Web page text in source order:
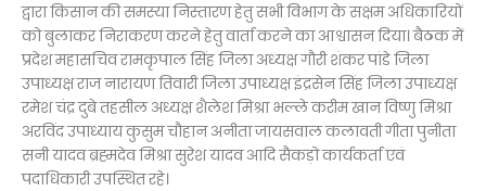
द्वारा किसान की समस्या निस्तारण हेतु सभी विभाग के सक्षम अधिकारियों
को बुलाकर निराकरण करने हेतु वार्ता करने का आश्वासन दिया। बैठक में
प्रदेश महासचिव रामकृपाल सिंह जिला अध्यक्ष गौरी शंकर पांडे जिला
उपाध्यक्ष राज नारायण तिवारी जिला उपाध्यक्ष इंद्रसेन सिंह जिला उपाध्यक्ष
रमेश चंद्र दुबे तहसील अध्यक्ष शैलेश मिश्रा भल्ले करीम खान विष्णु मिश्रा
अरविंद उपाध्याय कुसुम चौहान अनीता जायसवाल कलावती गीता पुनीता
सनी यादव ब्रह्मदेव मिश्रा सुरेश यादव आदि सैकड़ो कार्यकर्ता एवं
पदाधिकारी उपस्थित रहे।